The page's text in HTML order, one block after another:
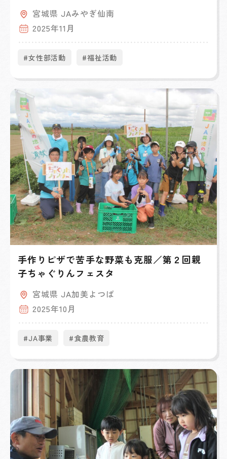
宮城県 JAみやぎ仙南
2025年11月
#女性部活動 #福祉活動
手作りピザで苦手な野菜も克服／第２回親
子ちゃぐりんフェスタ
宮城県 JA加美よつば
2025年10月
#JA事業 #食農教育